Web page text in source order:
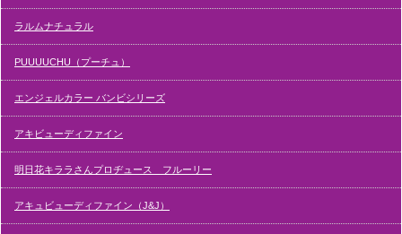
ラルムナチュラル
PUUUUCHU（プーチュ）
エンジェルカラー バンビシリーズ
アキビューディファイン
明日花キララさんプロヂュース フルーリー
アキュビューディファイン（J&J）